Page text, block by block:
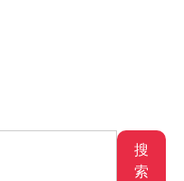
搜
索